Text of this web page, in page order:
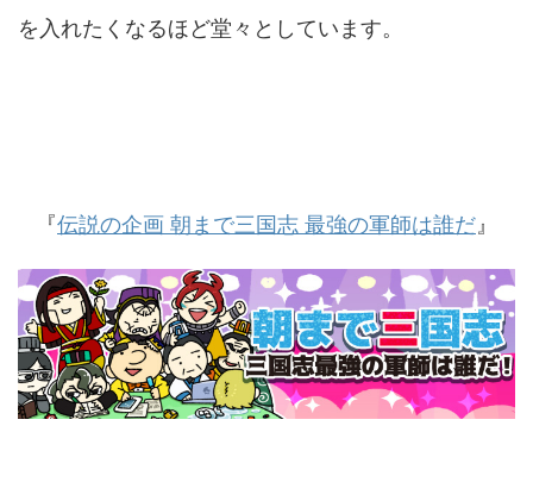
を入れたくなるほど堂々としています。
『伝説の企画 朝まで三国志 最強の軍師は誰だ 』